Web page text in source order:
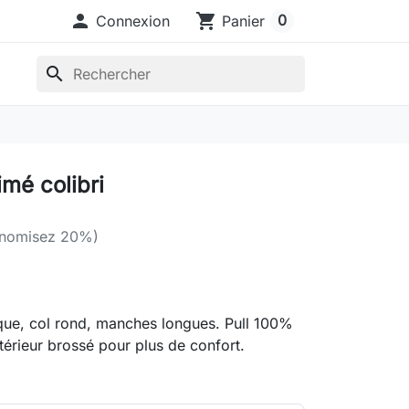
 Connexion shopping_cart Panier 0
search
colibri
20%)
col rond, manches longues. Pull 100%
brossé pour plus de confort.